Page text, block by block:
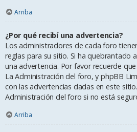
Arriba
¿Por qué recibí una advertencia?
Los administradores de cada foro
reglas para su sitio. Si ha quebrantado
una advertencia. Por favor recuerde
La Administración del foro, y phpBB
con las advertencias dadas en este
Administración del foro si no está
Arriba